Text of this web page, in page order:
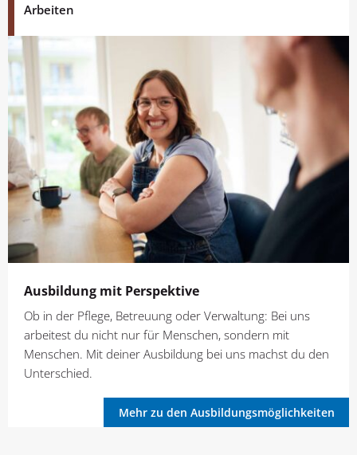
Arbeiten
Ausbildung mit Perspektive
Ob in der Pflege, Betreuung oder Verwaltung: Bei uns
arbeitest du nicht nur für Menschen, sondern mit
Menschen. Mit deiner Ausbildung bei uns machst du den
Unterschied.
Mehr zu den Ausbildungsmöglichkeiten